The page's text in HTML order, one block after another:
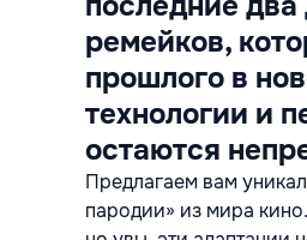
ремейков,
прошлого в
технологии и
остаются
Предлагаем вам
пародии» из мира